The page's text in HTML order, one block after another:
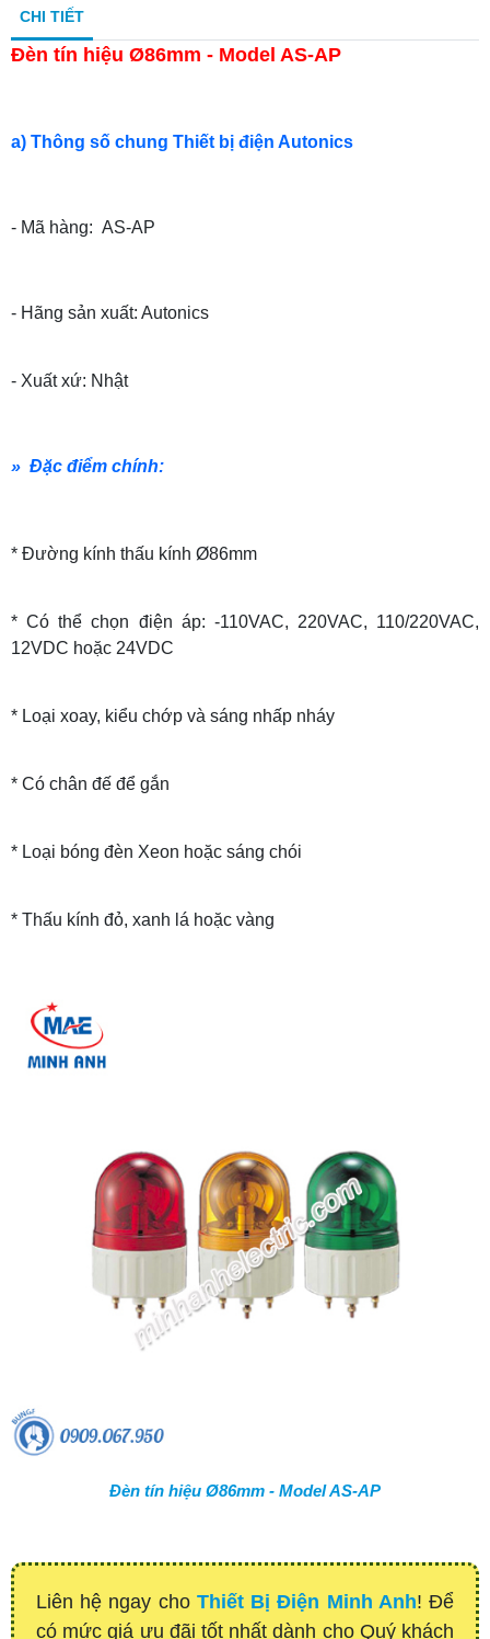
CHI TIẾT
Đèn tín hiệu Ø86mm - Model AS-AP
a) Thông số chung Thiết bị điện Autonics
- Mã hàng: AS-AP
- Hãng sản xuất: Autonics
- Xuất xứ: Nhật
» Đặc điểm chính:
* Đường kính thấu kính Ø86mm
* Có thể chọn điện áp: -110VAC, 220VAC, 110/220VAC,
12VDC hoặc 24VDC
* Loại xoay, kiểu chớp và sáng nhấp nháy
* Có chân đế để gắn
* Loại bóng đèn Xeon hoặc sáng chói
* Thấu kính đỏ, xanh lá hoặc vàng
Đèn tín hiệu Ø86mm - Model AS-AP
Liên hệ ngay cho Thiết Bị Điện Minh Anh! Để
có mức giá ưu đãi tốt nhất dành cho Quý khách